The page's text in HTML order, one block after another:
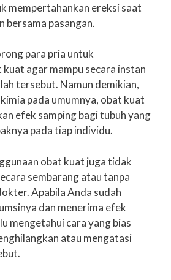
mempertahankan ereksi saat
bersama pasangan.
para pria untuk
agar mampu secara instan
tersebut. Namun demikian,
pada umumnya, obat kuat
efek samping bagi tubuh yang
pada tiap individu.
obat kuat juga tidak
sembarang atau tanpa
Apabila Anda sudah
dan menerima efek
mengetahui cara yang bias
atau mengatasi